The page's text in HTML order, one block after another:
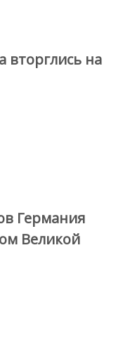
вторглись на
Германия
Великой